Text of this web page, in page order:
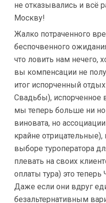
не отказывались и всё
Москву!
Жалко потраченного
беспочвенного
что ловить нам нечего,
вы компенсации не
итог испорченный
Свадьбы), испорченное
мы теперь больше ни
виновата, но
крайне
выборе туроператора
плевать на своих
оплаты тура) это
Даже если они вдруг
безальтернативным